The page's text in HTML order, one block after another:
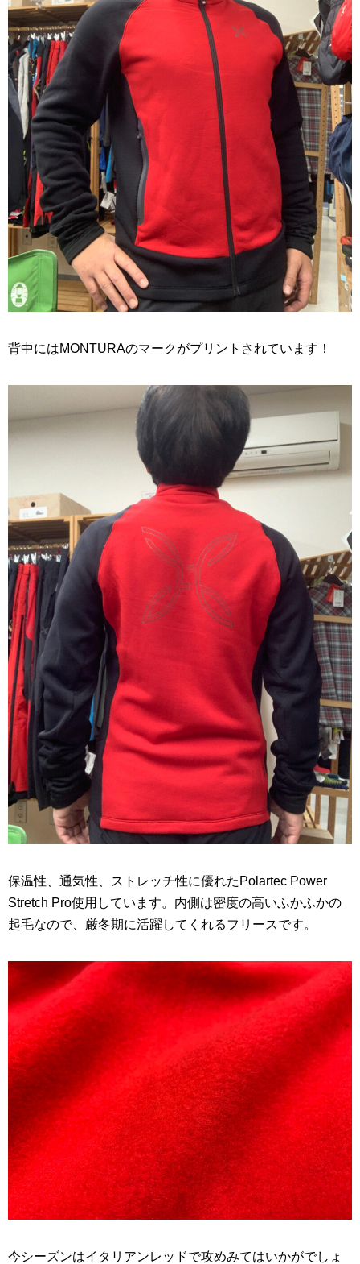
背中にはMONTURAのマークがプリントされています！
保温性、通気性、ストレッチ性に優れたPolartec Power
Stretch Pro使用しています。内側は密度の高いふかふかの
起毛なので、厳冬期に活躍してくれるフリースです。
今シーズンはイタリアンレッドで攻めみてはいかがでしょ